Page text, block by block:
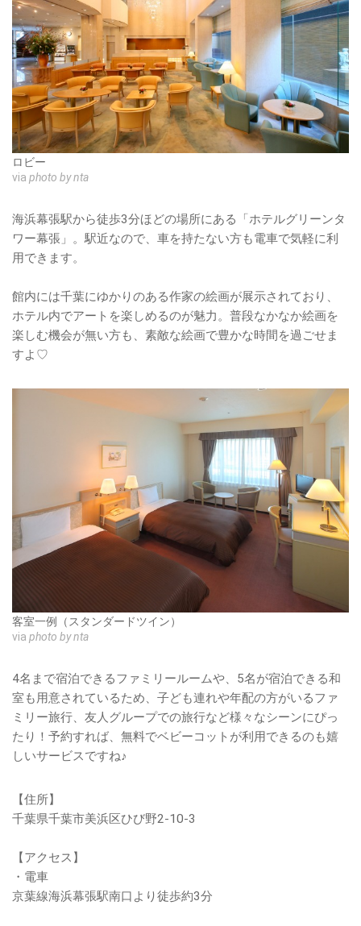
ロビー
via photo by nta
海浜幕張駅から徒歩3分ほどの場所にある「ホテルグリーンタ
ワー幕張」。駅近なので、車を持たない方も電車で気軽に利
用できます。
館内には千葉にゆかりのある作家の絵画が展示されており、
ホテル内でアートを楽しめるのが魅力。普段なかなか絵画を
楽しむ機会が無い方も、素敵な絵画で豊かな時間を過ごせま
すよ♡
客室一例（スタンダードツイン）
via photo by nta
4名まで宿泊できるファミリールームや、5名が宿泊できる和
室も用意されているため、子ども連れや年配の方がいるファ
ミリー旅行、友人グループでの旅行など様々なシーンにぴっ
たり！予約すれば、無料でベビーコットが利用できるのも嬉
しいサービスですね♪
【住所】
千葉県千葉市美浜区ひび野2-10-3
【アクセス】
・電車
京葉線海浜幕張駅南口より徒歩約3分